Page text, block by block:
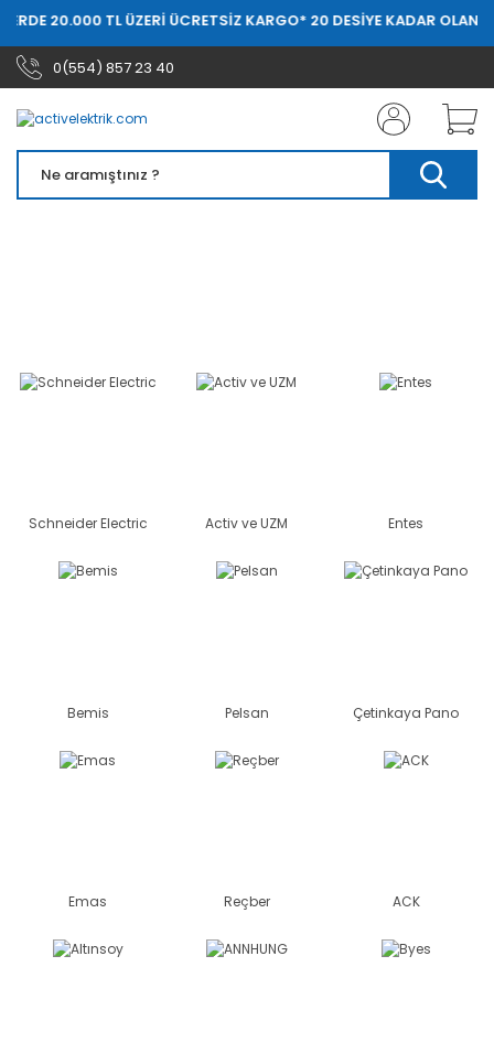
20.000 TL ÜZERİ ÜCRETSİZ KARGO* 20 DESİYE KADAR OLAN
0(554) 857 23 40
Schneider Electric Activ ve UZM Entes
Bemis Pelsan Çetinkaya Pano
Emas Reçber ACK